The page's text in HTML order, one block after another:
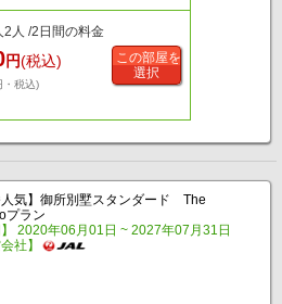
人 /2日間の料金
円(税込)
税込)
この部屋を
選択
人気】御所別墅スタンダード The
プラン
】 2020年06月01日 ~ 2027年07月31日
社】